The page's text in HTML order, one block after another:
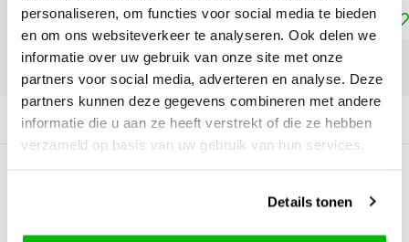
personaliseren, om functies voor social media te bieden
en om ons websiteverkeer te analyseren. Ook delen we
informatie over uw gebruik van onze site met onze
partners voor social media, adverteren en analyse. Deze
partners kunnen deze gegevens combineren met andere
informatie die u aan ze heeft verstrekt of die ze hebben
verzameld op basis van uw gebruik van hun services.
Details tonen
Toevoegen aan winkelwagen
DELEN:
Productomschrijving
0Reviews